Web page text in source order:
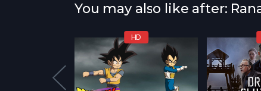
You may also like after:
HD